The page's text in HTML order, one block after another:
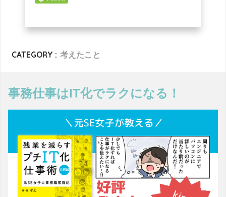
CATEGORY : 考えたこと
事務仕事はIT化でラクになる！